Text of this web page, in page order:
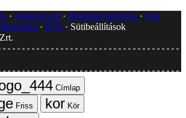
Impresszum Javítások kezelése
Jogi
RSS
Sütibeállítások
Címlap
Friss
Kör